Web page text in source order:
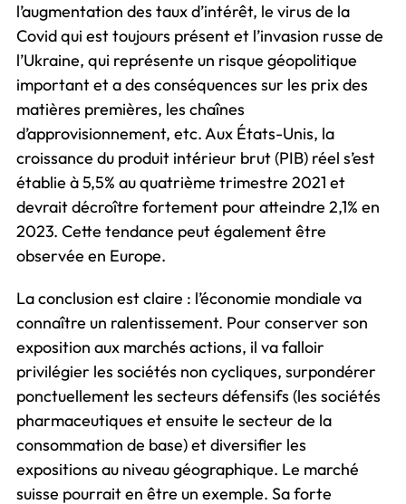
l’augmentation des taux d’intérêt, le virus de la
Covid qui est toujours présent et l’invasion russe de
l’Ukraine, qui représente un risque géopolitique
important et a des conséquences sur les prix des
matières premières, les chaînes
d’approvisionnement, etc. Aux États-Unis, la
croissance du produit intérieur brut (PIB) réel s’est
établie à 5,5% au quatrième trimestre 2021 et
devrait décroître fortement pour atteindre 2,1% en
2023. Cette tendance peut également être
observée en Europe.
La conclusion est claire : l’économie mondiale va
connaître un ralentissement. Pour conserver son
exposition aux marchés actions, il va falloir
privilégier les sociétés non cycliques, surpondérer
ponctuellement les secteurs défensifs (les sociétés
pharmaceutiques et ensuite le secteur de la
consommation de base) et diversifier les
expositions au niveau géographique. Le marché
suisse pourrait en être un exemple. Sa forte